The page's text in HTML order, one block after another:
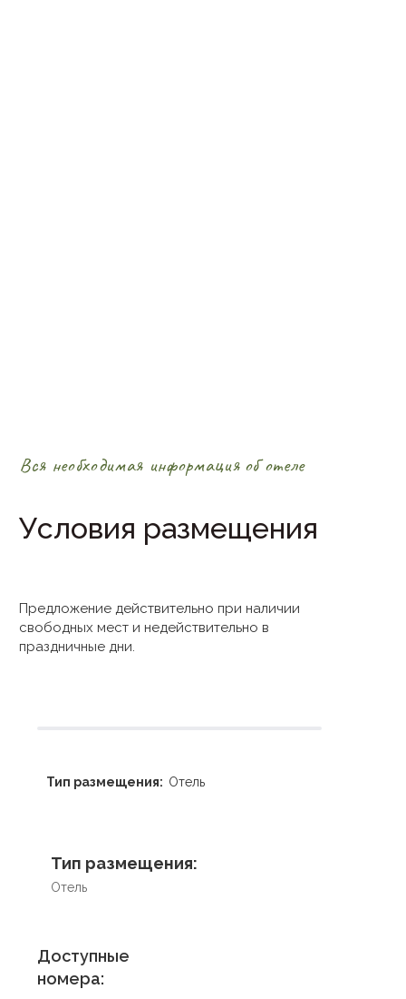
Вся необходимая информация об отеле
Условия размещения
Предложение действительно при наличии
свободных мест и недействительно в
праздничные дни.
Тип размещения: Отель
Тип размещения:
Отель
Доступные
номера: